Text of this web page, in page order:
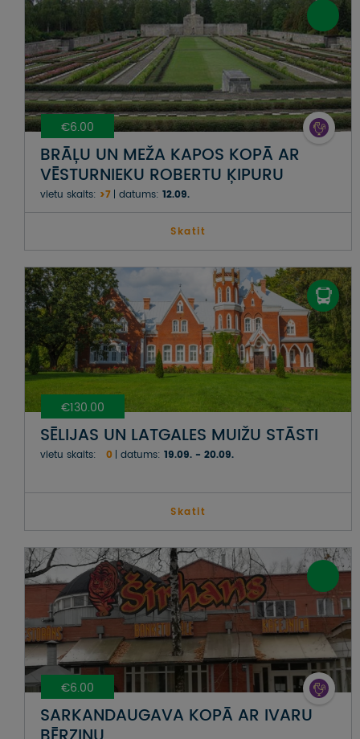
€6.00
BRĀĻU UN MEŽA KAPOS KOPĀ AR
VĒSTURNIEKU ROBERTU ĶIPURU
vietu skaits: >7 datums: 12.09.
Skatit
€130.00
SĒLIJAS UN LATGALES MUIŽU STĀSTI
vietu skaits: 0 datums: 19.09. - 20.09.
Skatit
€6.00
SARKANDAUGAVA KOPĀ AR IVARU